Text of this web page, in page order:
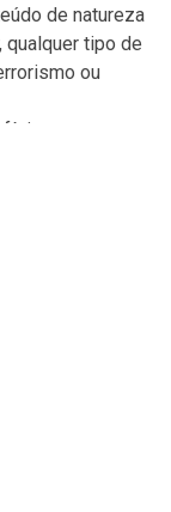
de natureza
qualquer tipo de
ou